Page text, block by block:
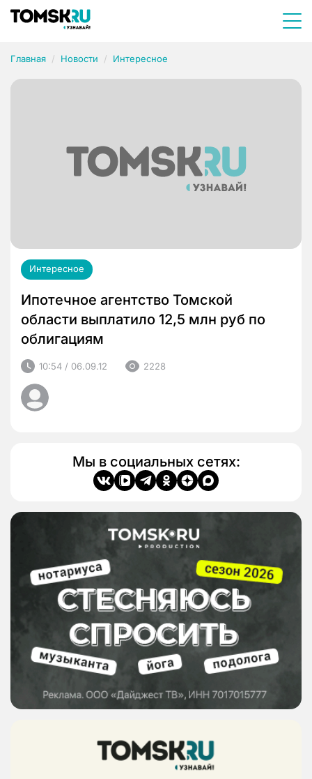
Главная Новости Интересное
Интересное
Ипотечное агентство Томской
области выплатило 12,5 млн руб по
облигациям
10:54 / 06.09.12 2228
Мы в социальных сетях: